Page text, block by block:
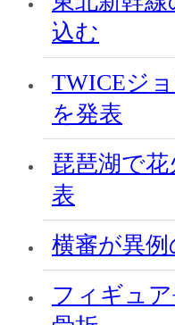
込む
TWICEジ
を発表
琵琶湖で
表
横審が異例
フィギュ